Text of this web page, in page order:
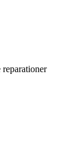
reparationer